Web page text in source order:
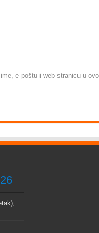
e-poštu i web-stranicu u